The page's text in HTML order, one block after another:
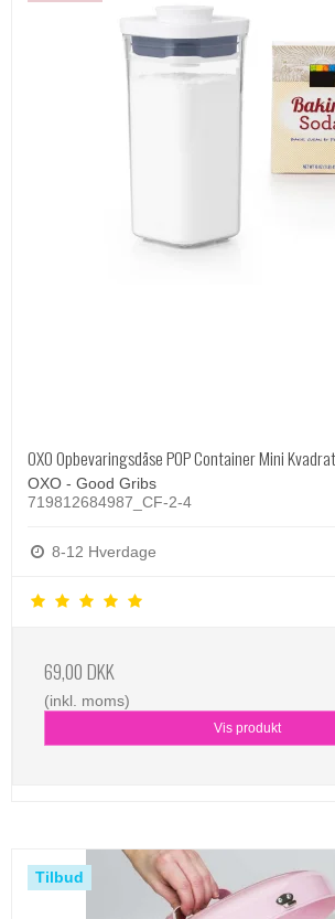
OXO Opbevaringsdåse POP Container Mini
OXO - Good Gribs
719812684987_CF-2-4
8-12 Hverdage
69,00 DKK
(inkl. moms)
Vis produkt
Tilbud